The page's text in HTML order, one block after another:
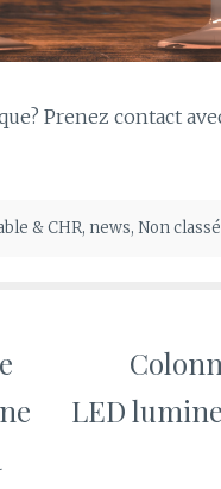
Prenez contact
& CHR, news, Non classé
LED